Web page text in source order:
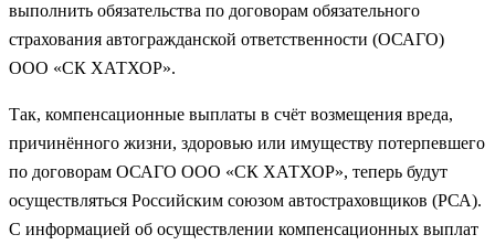
выполнить обязательства по договорам обязательного
страхования автогражданской ответственности (ОСАГО)
ООО «СК ХАТХОР».
Так, компенсационные выплаты в счёт возмещения вреда,
причинённого жизни, здоровью или имуществу потерпевшего
по договорам ОСАГО ООО «СК ХАТХОР», теперь будут
осуществляться Российским союзом автостраховщиков (РСА).
С информацией об осуществлении компенсационных выплат